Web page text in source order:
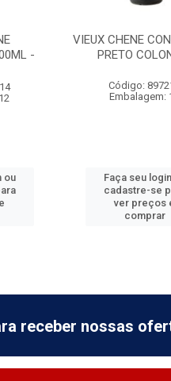
-
ou
VIEUX CHENE
PRETO
Código:
Embalagem:
Faça seu
cadastre-se
ver preços
comprar
receber nossas